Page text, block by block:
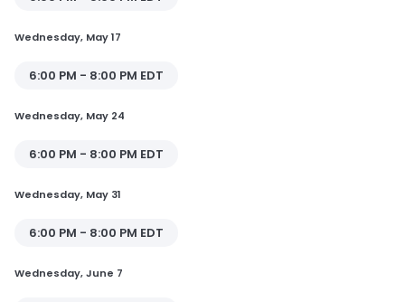
Wednesday, May 17
6:00 PM - 8:00 PM EDT
Wednesday, May 24
6:00 PM - 8:00 PM EDT
Wednesday, May 31
6:00 PM - 8:00 PM EDT
Wednesday, June 7